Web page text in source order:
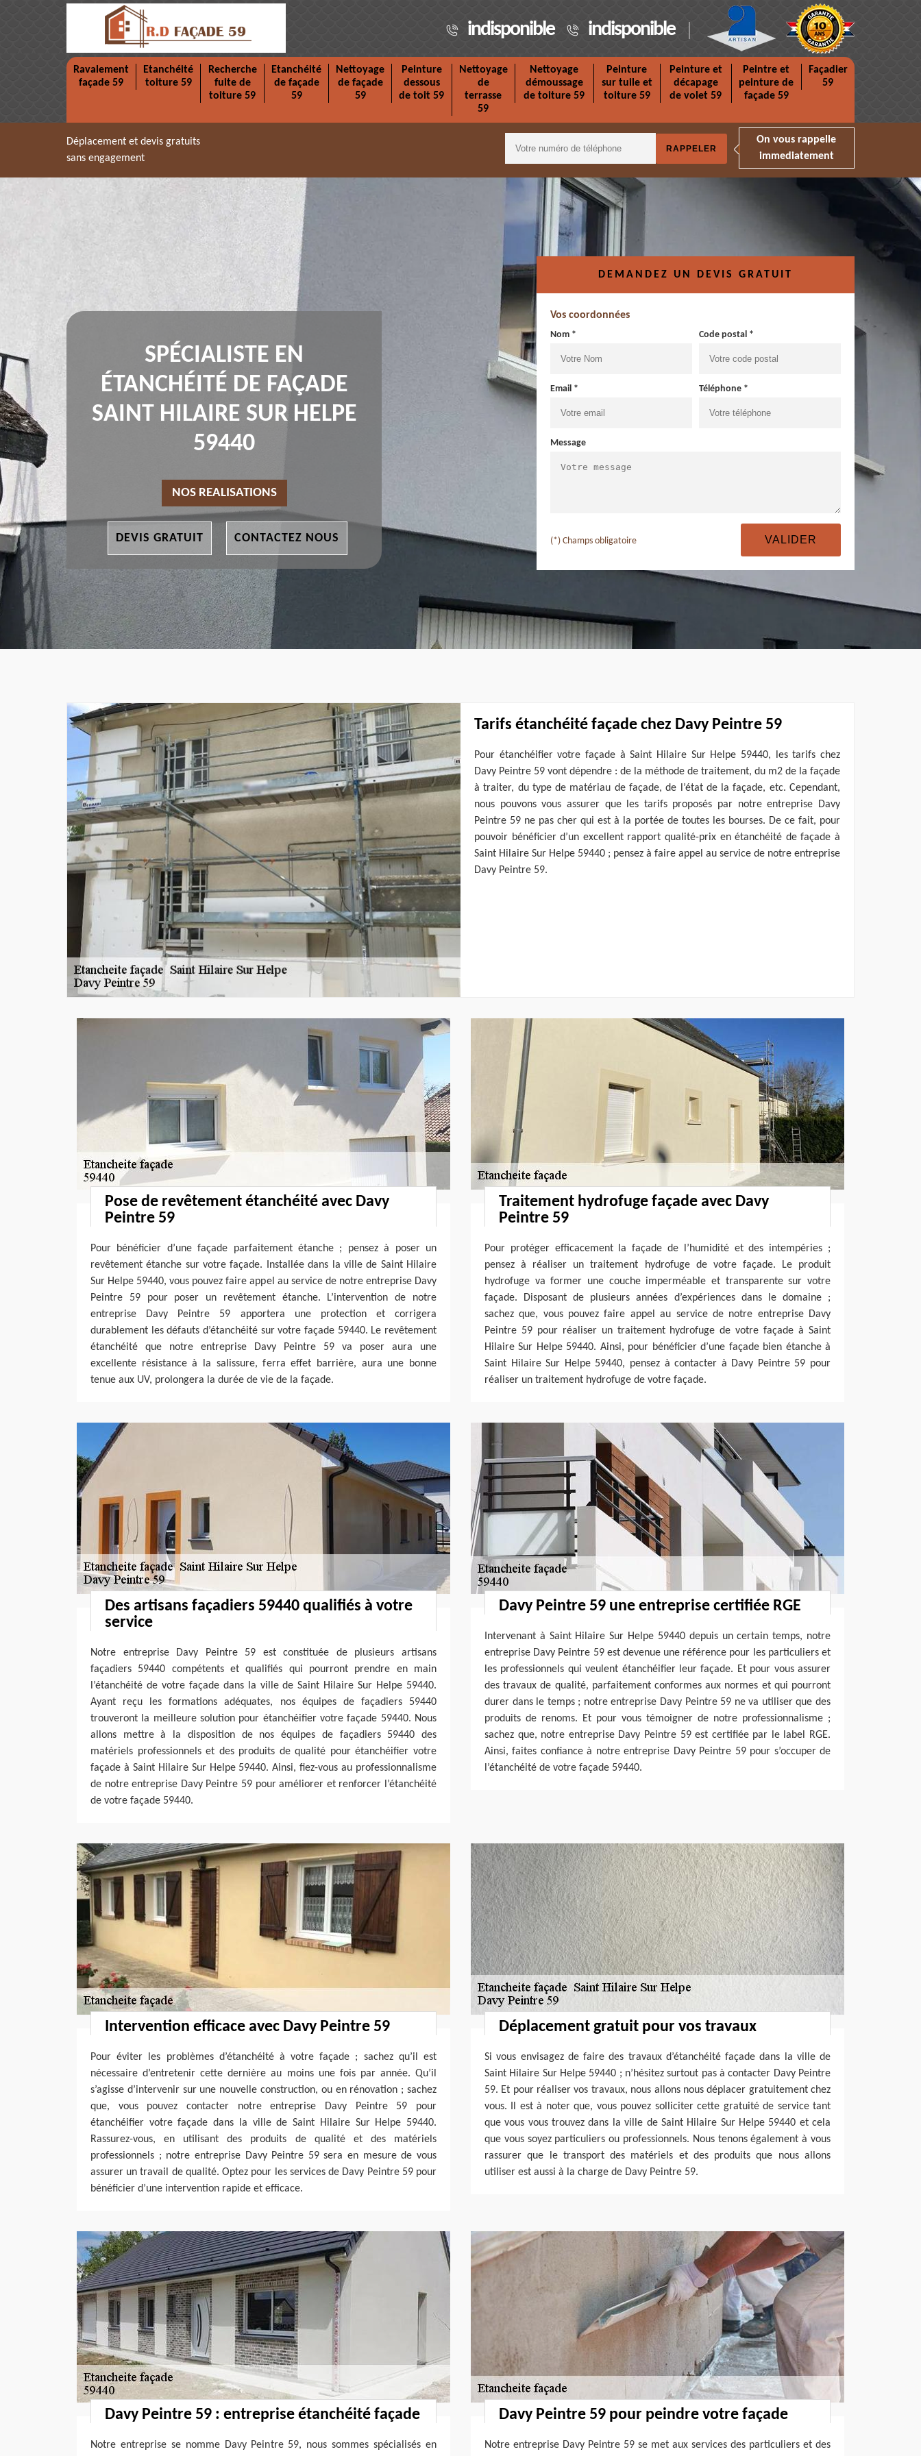
indisponible indisponible
Ravalement
façade 59
Etanchéité
toiture 59
Recherche
fuite de
toiture 59
Etanchéité
de façade
59
Nettoyage
de façade
59
Peinture
dessous
de toit 59
Nettoyage
de
terrasse
59
Nettoyage
démoussage
de toiture 59
Peinture
sur tuile et
toiture 59
Peinture et
décapage
de volet 59
Peintre et
peinture de
façade 59
Façadier
59
Déplacement et devis gratuits
sans engagement
On vous rappelle
immediatement
SPÉCIALISTE EN
ÉTANCHÉITÉ DE FAÇADE
SAINT HILAIRE SUR HELPE
59440
NOS REALISATIONS
DEVIS GRATUIT CONTACTEZ NOUS
DEMANDEZ UN DEVIS GRATUIT
Vos coordonnées
Nom * Code postal *
Email * Téléphone *
Message
(*) Champs obligatoire
Tarifs étanchéité façade chez Davy Peintre 59
Pour étanchéifier votre façade à Saint Hilaire Sur Helpe 59440, les tarifs chez
Davy Peintre 59 vont dépendre : de la méthode de traitement, du m2 de la façade
à traiter, du type de matériau de façade, de l’état de la façade, etc. Cependant,
nous pouvons vous assurer que les tarifs proposés par notre entreprise Davy
Peintre 59 ne pas cher qui est à la portée de toutes les bourses. De ce fait, pour
pouvoir bénéficier d’un excellent rapport qualité-prix en étanchéité de façade à
Saint Hilaire Sur Helpe 59440 ; pensez à faire appel au service de notre entreprise
Davy Peintre 59.
Pose de revêtement étanchéité avec Davy
Peintre 59
Pour bénéficier d’une façade parfaitement étanche ; pensez à poser un
revêtement étanche sur votre façade. Installée dans la ville de Saint Hilaire
Sur Helpe 59440, vous pouvez faire appel au service de notre entreprise Davy
Peintre 59 pour poser un revêtement étanche. L’intervention de notre
entreprise Davy Peintre 59 apportera une protection et corrigera
durablement les défauts d’étanchéité sur votre façade 59440. Le revêtement
étanchéité que notre entreprise Davy Peintre 59 va poser aura une
excellente résistance à la salissure, ferra effet barrière, aura une bonne
tenue aux UV, prolongera la durée de vie de la façade.
Traitement hydrofuge façade avec Davy
Peintre 59
Pour protéger efficacement la façade de l’humidité et des intempéries ;
pensez à réaliser un traitement hydrofuge de votre façade. Le produit
hydrofuge va former une couche imperméable et transparente sur votre
façade. Disposant de plusieurs années d’expériences dans le domaine ;
sachez que, vous pouvez faire appel au service de notre entreprise Davy
Peintre 59 pour réaliser un traitement hydrofuge de votre façade à Saint
Hilaire Sur Helpe 59440. Ainsi, pour bénéficier d’une façade bien étanche à
Saint Hilaire Sur Helpe 59440, pensez à contacter à Davy Peintre 59 pour
réaliser un traitement hydrofuge de votre façade.
Des artisans façadiers 59440 qualifiés à votre
service
Notre entreprise Davy Peintre 59 est constituée de plusieurs artisans
façadiers 59440 compétents et qualifiés qui pourront prendre en main
l’étanchéité de votre façade dans la ville de Saint Hilaire Sur Helpe 59440.
Ayant reçu les formations adéquates, nos équipes de façadiers 59440
trouveront la meilleure solution pour étanchéifier votre façade 59440. Nous
allons mettre à la disposition de nos équipes de façadiers 59440 des
matériels professionnels et des produits de qualité pour étanchéifier votre
façade à Saint Hilaire Sur Helpe 59440. Ainsi, fiez-vous au professionnalisme
de notre entreprise Davy Peintre 59 pour améliorer et renforcer l’étanchéité
de votre façade 59440.
Davy Peintre 59 une entreprise certifiée RGE
Intervenant à Saint Hilaire Sur Helpe 59440 depuis un certain temps, notre
entreprise Davy Peintre 59 est devenue une référence pour les particuliers et
les professionnels qui veulent étanchéifier leur façade. Et pour vous assurer
des travaux de qualité, parfaitement conformes aux normes et qui pourront
durer dans le temps ; notre entreprise Davy Peintre 59 ne va utiliser que des
produits de renoms. Et pour vous témoigner de notre professionnalisme ;
sachez que, notre entreprise Davy Peintre 59 est certifiée par le label RGE.
Ainsi, faites confiance à notre entreprise Davy Peintre 59 pour s’occuper de
l’étanchéité de votre façade 59440.
Intervention efficace avec Davy Peintre 59
Pour éviter les problèmes d’étanchéité à votre façade ; sachez qu’il est
nécessaire d’entretenir cette dernière au moins une fois par année. Qu’il
s’agisse d’intervenir sur une nouvelle construction, ou en rénovation ; sachez
que, vous pouvez contacter notre entreprise Davy Peintre 59 pour
étanchéifier votre façade dans la ville de Saint Hilaire Sur Helpe 59440.
Rassurez-vous, en utilisant des produits de qualité et des matériels
professionnels ; notre entreprise Davy Peintre 59 sera en mesure de vous
assurer un travail de qualité. Optez pour les services de Davy Peintre 59 pour
bénéficier d’une intervention rapide et efficace.
Déplacement gratuit pour vos travaux
Si vous envisagez de faire des travaux d’étanchéité façade dans la ville de
Saint Hilaire Sur Helpe 59440 ; n’hésitez surtout pas à contacter Davy Peintre
59. Et pour réaliser vos travaux, nous allons nous déplacer gratuitement chez
vous. Il est à noter que, vous pouvez solliciter cette gratuité de service tant
que vous vous trouvez dans la ville de Saint Hilaire Sur Helpe 59440 et cela
que vous soyez particuliers ou professionnels. Nous tenons également à vous
rassurer que le transport des matériels et des produits que nous allons
utiliser est aussi à la charge de Davy Peintre 59.
Davy Peintre 59 : entreprise étanchéité façade
Notre entreprise se nomme Davy Peintre 59, nous sommes spécialisés en
Davy Peintre 59 pour peindre votre façade
Notre entreprise Davy Peintre 59 se met aux services des particuliers et des